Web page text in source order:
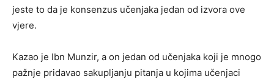
jeste to da je konsenzus učenjaka jedan od izvora ove
vjere.
Kazao je Ibn Munzir, a on jedan od učenjaka koji je mnogo
pažnje pridavao sakupljanju pitanja u kojima učenjaci